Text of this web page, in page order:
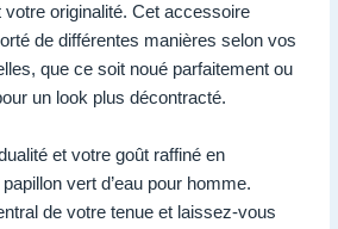
originalité. Cet accessoire
de différentes manières selon vos
que ce soit noué parfaitement ou
un look plus décontracté.
et votre goût raffiné en
vert d’eau pour homme.
de votre tenue et laissez-vous